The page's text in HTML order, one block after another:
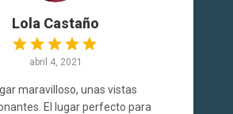
Lola Castaño
abril 4, 2021
maravilloso, unas vistas
El lugar perfecto para